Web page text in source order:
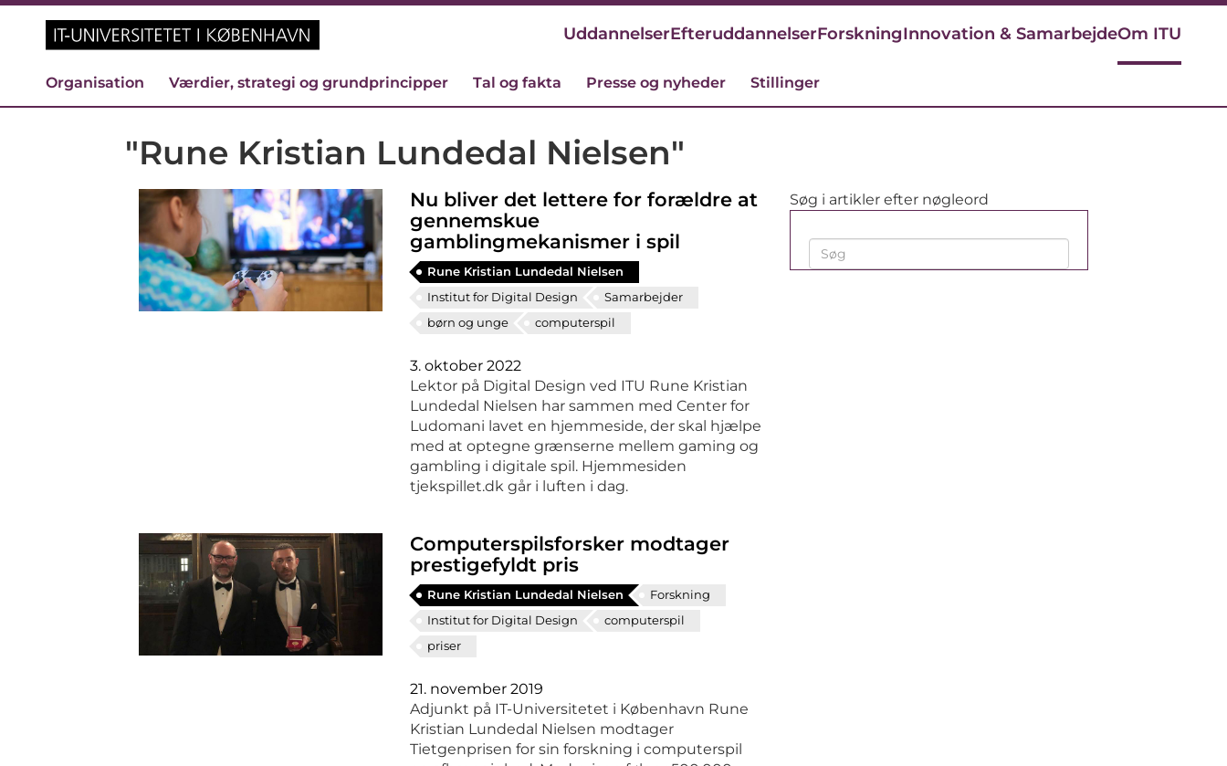
UddannelserEfteruddannelserForskningInnovation & SamarbejdeOm ITU
Organisation Værdier, strategi og grundprincipper Tal og fakta Presse og nyheder Stillinger
"Rune Kristian Lundedal Nielsen"
Nu bliver det lettere for forældre at
gennemskue
gamblingmekanismer i spil
Rune Kristian Lundedal Nielsen
Institut for Digital Design
Samarbejder
børn og unge
computerspil
3. oktober 2022
Lektor på Digital Design ved ITU Rune Kristian
Lundedal Nielsen har sammen med Center for
Ludomani lavet en hjemmeside, der skal hjælpe
med at optegne grænserne mellem gaming og
gambling i digitale spil. Hjemmesiden
tjekspillet.dk går i luften i dag.
Computerspilsforsker modtager
prestigefyldt pris
Rune Kristian Lundedal Nielsen
Forskning
Institut for Digital Design
computerspil
priser
21. november 2019
Adjunkt på IT-Universitetet i København Rune
Kristian Lundedal Nielsen modtager
Tietgenprisen for sin forskning i computerspil
Søg i artikler efter nøgleord